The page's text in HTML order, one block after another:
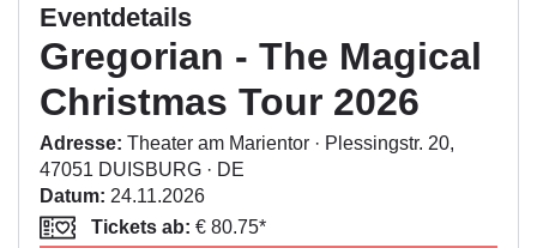
Eventdetails
Gregorian - The Magical
Christmas Tour 2026
Adresse: Theater am Marientor · Plessingstr. 20,
47051 DUISBURG · DE
Datum: 24.11.2026
Tickets ab: € 80.75*